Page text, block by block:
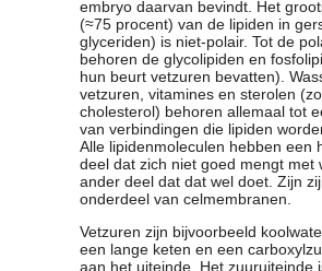
embryo daarvan bevindt. Het
(≈75 procent) van de lipiden in
glyceriden) is niet-polair. Tot de
behoren de glycolipiden en
hun beurt vetzuren bevatten).
vetzuren, vitamines en sterolen
cholesterol) behoren allemaal tot
van verbindingen die lipiden
Alle lipidenmoleculen hebben een
deel dat zich niet goed mengt met
ander deel dat dat wel doet. Zijn
onderdeel van celmembranen.
Vetzuren zijn bijvoorbeeld
een lange keten en een
aan het uiteinde. Het zuuruiteinde
Recepten
Recepten
Zoeken
Contact
Bericht
Locatie
Lid worden
Brouwcursus